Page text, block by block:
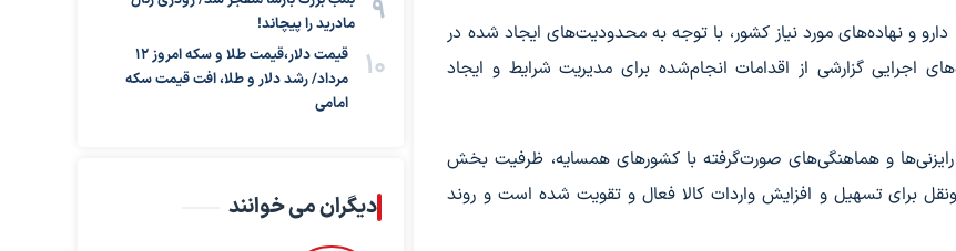
و نهاده‌های مورد نیاز کشور، با توجه به محدودیت‌های ایجاد شده در
اجرایی گزارشی از اقدامات انجام‌شده برای مدیریت شرایط و ایجاد
و هماهنگی‌های صورت‌گرفته با کشورهای همسایه، ظرفیت بخش
برای تسهیل و افزایش واردات کالا فعال و تقویت شده است و روند
مادرید را پیچاند!
قیمت دلار،قیمت طلا و سکه امروز ۱۲
مرداد/ رشد دلار و طلا، افت قیمت سکه
امامی
دیگران می خوانند